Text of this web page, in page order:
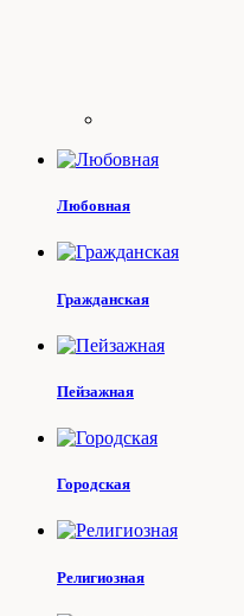
Любовная
Гражданская
Пейзажная
Городская
Религиозная